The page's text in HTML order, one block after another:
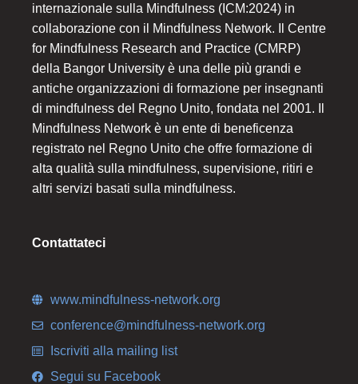
internazionale sulla Mindfulness (ICM:2024) in
collaborazione con il Mindfulness Network. Il Centre
for Mindfulness Research and Practice (CMRP)
della Bangor University è una delle più grandi e
antiche organizzazioni di formazione per insegnanti
di mindfulness del Regno Unito, fondata nel 2001. Il
Mindfulness Network è un ente di beneficenza
registrato nel Regno Unito che offre formazione di
alta qualità sulla mindfulness, supervisione, ritiri e
altri servizi basati sulla mindfulness.
Contattateci
www.mindfulness-network.org
conference@mindfulness-network.org
Iscriviti alla mailing list
Segui su Facebook